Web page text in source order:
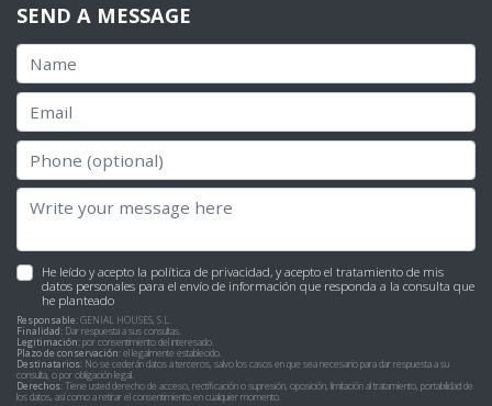
SEND A MESSAGE
He leído y acepto la política de privacidad, y acepto el tratamiento de mis
datos personales para el envío de información que responda a la consulta que
he planteado
Responsable:GENIAL HOUSES, S.L.
Finalidad: Dar respuesta a sus consultas.
Legitimación:por consentimiento del interesado.
Plazo de conservación:el legalmente establecido.
Destinatarios: No se cederán datos a terceros, salvo los casos en que sea necesario para dar respuesta a su
consulta, o por obligación legal.
Derechos:Tiene usted derecho de acceso, rectificación o supresión, oposición, limitación al tratamiento, portabilidad de
los datos, así como a retirar el consentimiento en cualquier momento.